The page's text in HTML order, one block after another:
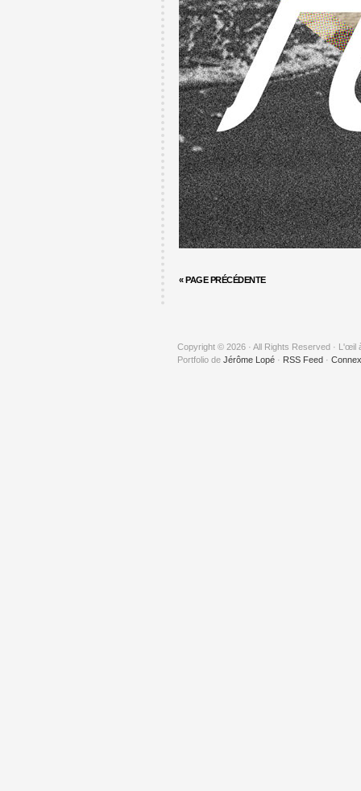
« PAGE PRÉCÉDENTE
Copyright © 2026 · All Rights Reserved · L'œil
Portfolio de Jérôme Lopé · RSS Feed ·